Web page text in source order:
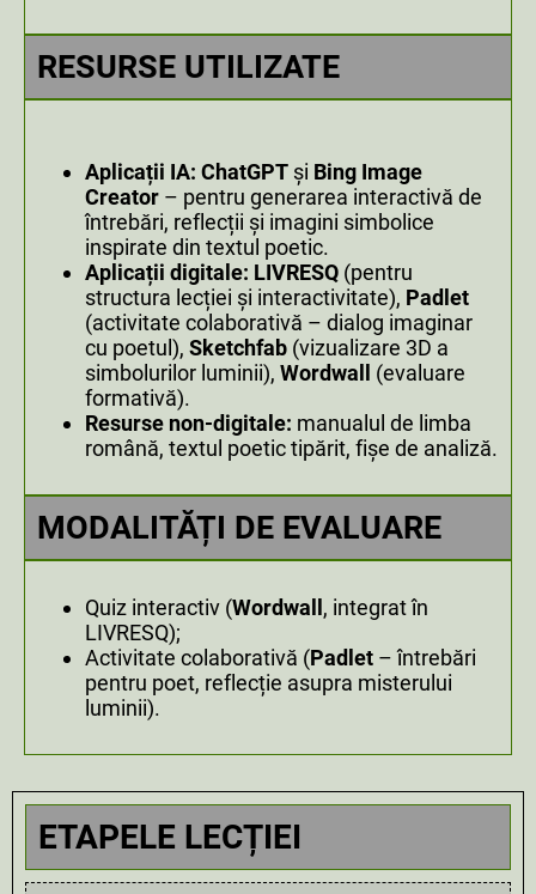
RESURSE UTILIZATE
Aplicații IA: ChatGPT și Bing Image
Creator – pentru generarea interactivă de
întrebări, reflecții și imagini simbolice
inspirate din textul poetic.
Aplicații digitale: LIVRESQ (pentru
structura lecției și interactivitate), Padlet
(activitate colaborativă – dialog imaginar
cu poetul), Sketchfab (vizualizare 3D a
simbolurilor luminii), Wordwall
(evaluare
formativă).
Resurse non-digitale: manualul de limba
română, textul poetic tipărit, fișe de analiză.
MODALITĂȚI DE EVALUARE
Quiz interactiv (Wordwall , integrat în
LIVRESQ);
Activitate colaborativă (Padlet – întrebări
pentru poet, reflecție asupra misterului
luminii).
ETAPELE LECȚIEI